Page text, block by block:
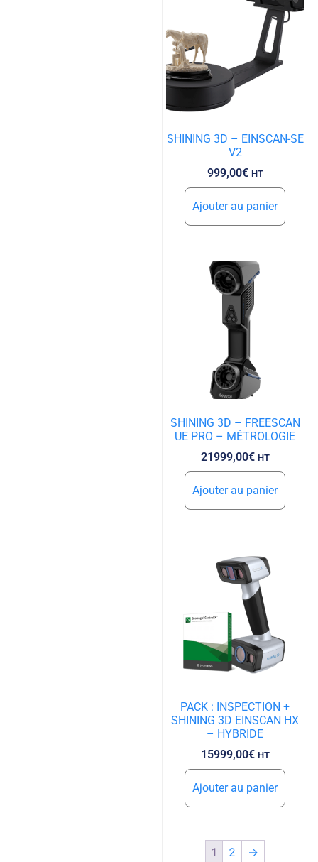
SHINING 3D – EINSCAN-SE
V2
999,00€ HT
Ajouter au panier
SHINING 3D – FREESCAN
UE PRO – MÉTROLOGIE
21999,00€ HT
Ajouter au panier
PACK : INSPECTION +
SHINING 3D EINSCAN HX
– HYBRIDE
15999,00€ HT
Ajouter au panier
1 2 →